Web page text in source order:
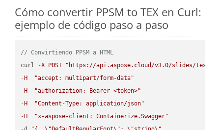
Cómo convertir PPSM to TEX en Curl:
ejemplo de código paso a paso
// Convirtiendo PPSM a HTML
curl
-X POST
"https://api.aspose.cloud/v3.0/slides/test-
- H
"accept: multipart/form-data"
- H
"authorization: Bearer <token>"
- H
"Content-Type: application/json"
- H
"x-aspose-client: Containerize.Swagger"